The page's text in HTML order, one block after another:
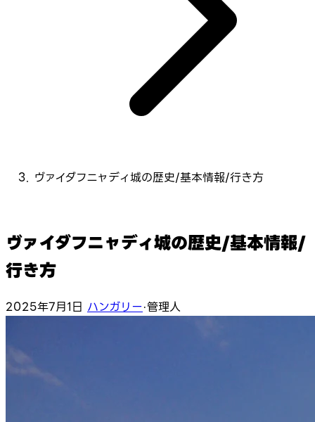
ヴァイダフニャディ城の歴史/基本情報/行き方
ヴァイダフニャディ城の歴史/基本情報/
行き方
2025年7月1日 ハンガリー·管理人